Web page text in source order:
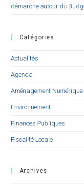
démarche autour du
Catégories
Actualités
Agenda
Aménagement Numérique
Environnement
Finances Publiques
Fiscalité Locale
Archives